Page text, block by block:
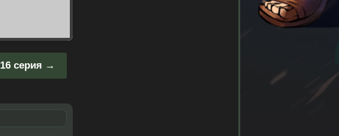
16 серия